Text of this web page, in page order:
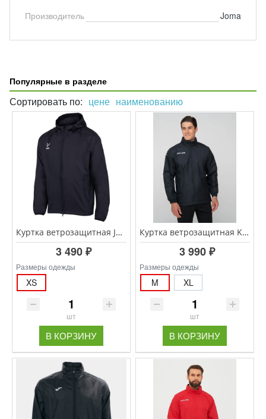
Производитель Joma
Популярные в разделе
Сортировать по: цене наименованию
Куртка ветрозащитная JOGEL CAMP Rain Jacket, черный
3 490 ₽
Размеры одежды
XS
шт
В КОРЗИНУ
Куртка ветрозащитная KELME WINDPROOF 3801241/3803241.000
3 990 ₽
Размеры одежды
M XL
шт
В КОРЗИНУ